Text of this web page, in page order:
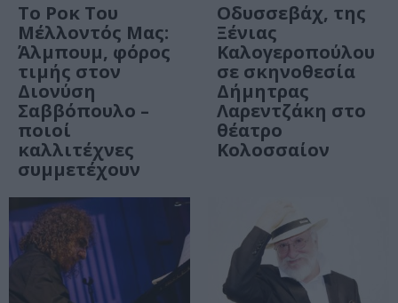
Το Ροκ Του
Μέλλοντός Μας:
Άλμπουμ, φόρος
τιμής στον
Διονύση
Σαββόπουλο –
ποιοί
καλλιτέχνες
συμμετέχουν
Οδυσσεβάχ, της
Ξένιας
Καλογεροπούλου
σε σκηνοθεσία
Δήμητρας
Λαρεντζάκη στο
θέατρο
Κολοσσαίον